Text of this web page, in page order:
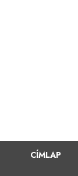
CÍMLAP